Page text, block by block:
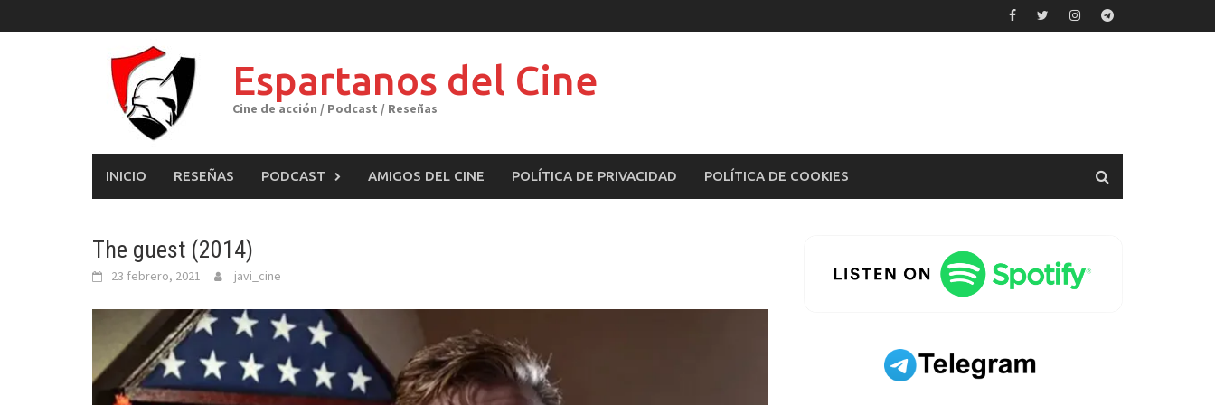
to
Espartanos del Cine
Cine de acción / Podcast / Reseñas
INICIO RESEÑAS PODCAST AMIGOS DEL CINE POLÍTICA DE PRIVACIDAD POLÍTICA DE COOKIES
The guest (2014)
23 febrero, 2021 javi_cine